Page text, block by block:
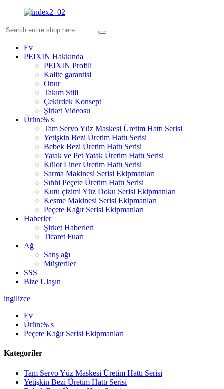
Ev
PEIXIN Hakkında
PEIXIN Profili
Kalite garantisi
Onur
Takım Stili
Çekirdek Konsept
Şirket Videosu
Ürün:% s
Tam Servo Yüz Maskesi Üretim Hattı Serisi
Yetişkin Bezi Üretim Hattı Serisi
Bebek Bezi Üretim Hattı Serisi
Yatak ve Pet Yatak Üretim Hattı Serisi
Külot Liner Üretim Hattı Serisi
Sarma Makinesi Serisi Ekipmanları
Sıhhi Peçete Üretim Hattı Serisi
Kutu çizimi Yüz Doku Serisi Ekipmanları
Kesme Makinesi Serisi Ekipmanları
Peçete Kağıt Serisi Ekipmanları
Haberler
Şirket Haberleri
Ticaret Fuarı
Ağ
Satış ağı
Müşteriler
SSS
Bize Ulaşın
ingilizce
Ev
Ürün:% s
Peçete Kağıt Serisi Ekipmanları
Kategoriler
Tam Servo Yüz Maskesi Üretim Hattı Serisi
Yetişkin Bezi Üretim Hattı Serisi